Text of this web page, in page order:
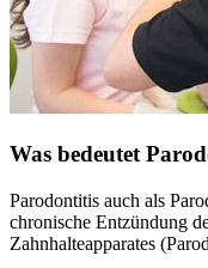
Was bedeutet
Parodontitis auch als
chronische Entzündung
Zahnhalteapparates